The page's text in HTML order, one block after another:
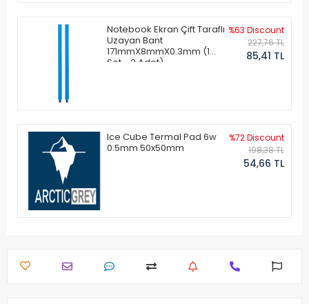
Notebook Ekran Çift Taraflı
Uzayan Bant
171mmX8mmX0.3mm (1
Set - 2 Adet)
%63 Discount
227,76 TL
85,41 TL
Ice Cube Termal Pad 6w
0.5mm 50x50mm
%72 Discount
198,38 TL
54,66 TL